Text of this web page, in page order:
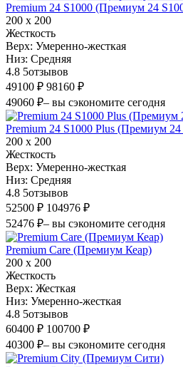
Premium 24 S1000 (Премиум 24
200 х 200
Жесткость
Верх: Умеренно-жесткая
Низ: Средняя
4.8 5отзывов
49100 ₽ 98160 ₽
49060 ₽– вы сэкономите сегодня
Premium 24 S1000 Plus (Премиум
200 х 200
Жесткость
Верх: Умеренно-жесткая
Низ: Средняя
4.8 5отзывов
52500 ₽ 104976 ₽
52476 ₽– вы сэкономите сегодня
Premium Care (Премиум Кеар)
200 х 200
Жесткость
Верх: Жесткая
Низ: Умеренно-жесткая
4.8 5отзывов
60400 ₽ 100700 ₽
40300 ₽– вы сэкономите сегодня